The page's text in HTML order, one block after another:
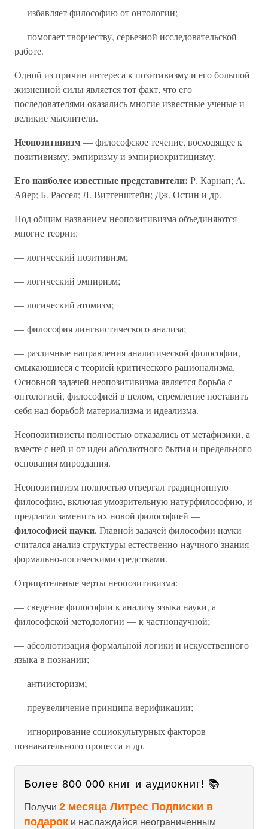
— избавляет философию от онтологии;
— помогает творчеству, серьезной исследовательской
работе.
Одной из причин интереса к позитивизму и его большой
жизненной силы является тот факт, что его
последователями оказались многие известные ученые и
великие мыслители.
Неопозитивизм— философское течение, восходящее к
позитивизму, эмпиризму и эмпириокритицизму.
Его наиболее известные представители: Р. Карнап; А.
Айер; Б. Рассел; Л. Витгенштейн; Дж. Остин и др.
Под общим названием неопозитивизма объединяются
многие теории:
— логический позитивизм;
— логический эмпиризм;
— логический атомизм;
— философия лингвистического анализа;
— различные направления аналитической философии,
смыкающиеся с теорией критического рационализма.
Основной задачей неопозитивизма является борьба с
онтологией, философией в целом, стремление поставить
себя над борьбой материализма и идеализма.
Неопозитивисты полностью отказались от метафизики, а
вместе с ней и от идеи абсолютного бытия и предельного
основания мироздания.
Неопозитивизм полностью отвергал традиционную
философию, включая умозрительную натурфилософию, и
предлагал заменить их новой философией —
философией науки.Главной задачей философии науки
считался анализ структуры естественно-научного знания
формально-логическими средствами.
Отрицательные черты неопозитивизма:
— сведение философии к анализу языка науки, а
философской методологии — к частнонаучной;
— абсолютизация формальной логики и искусственного
языка в познании;
— антиисторизм;
— преувеличение принципа верификации;
— игнорирование социокультурных факторов
познавательного процесса и др.
Более 800 000 книг и аудиокниг! 📚
Получи 2 месяца Литрес Подписки в
подарок и наслаждайся неограниченным